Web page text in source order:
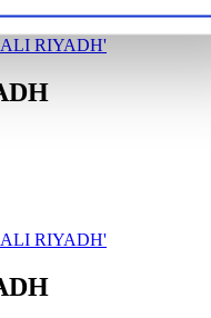
RIYADH'
RIYADH'